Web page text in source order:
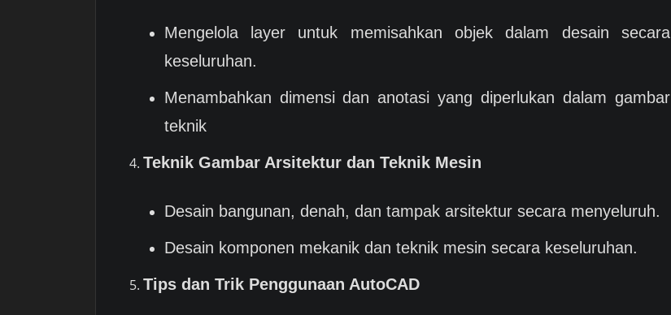
Mengelola layer untuk memisahkan objek dalam desain secara
keseluruhan.
Menambahkan dimensi dan anotasi yang diperlukan dalam gambar
teknik
Teknik Gambar Arsitektur dan Teknik Mesin
Desain bangunan, denah, dan tampak arsitektur secara menyeluruh.
Desain komponen mekanik dan teknik mesin secara keseluruhan.
Tips dan Trik Penggunaan AutoCAD